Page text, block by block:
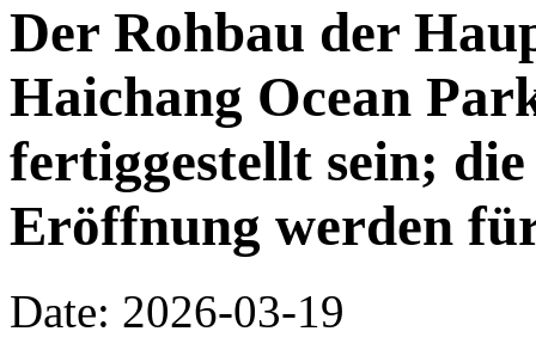
Der Rohbau der
Haichang Ocean
fertiggestellt sein;
Eröffnung werden
Date: 2026-03-19